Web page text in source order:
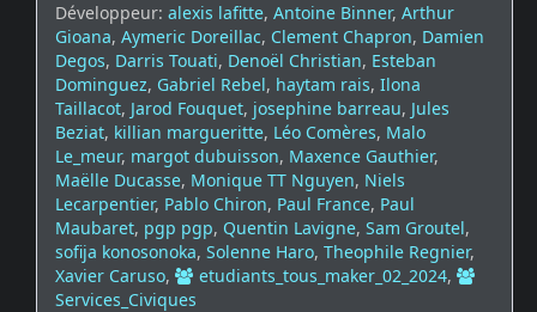
Développeur: alexis lafitte, Antoine Binner, Arthur
Gioana, Aymeric Doreillac, Clement Chapron, Damien
Degos, Darris Touati, Denoël Christian, Esteban
Dominguez, Gabriel Rebel, haytam rais, Ilona
Taillacot, Jarod Fouquet, josephine barreau, Jules
Beziat, killian margueritte, Léo Comères, Malo
Le_meur, margot dubuisson, Maxence Gauthier,
Maëlle Ducasse, Monique TT Nguyen, Niels
Lecarpentier, Pablo Chiron, Paul France, Paul
Maubaret, pgp pgp, Quentin Lavigne, Sam Groutel,
sofija konosonoka, Solenne Haro, Theophile Regnier,
Xavier Caruso, etudiants_tous_maker_02_2024,
Services_Civiques